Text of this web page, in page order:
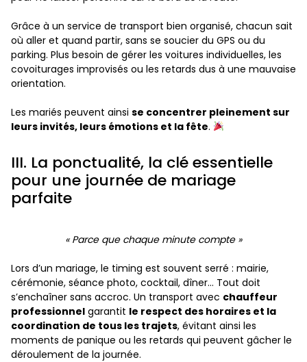
Grâce à un service de transport bien organisé, chacun sait
où aller et quand partir, sans se soucier du GPS ou du
parking. Plus besoin de gérer les voitures individuelles, les
covoiturages improvisés ou les retards dus à une mauvaise
orientation.
Les mariés peuvent ainsi se concentrer pleinement sur
leurs invités, leurs émotions et la fête.
III. La ponctualité, la clé essentielle
pour une journée de mariage
parfaite
« Parce que chaque minute compte »
Lors d’un mariage, le timing est souvent serré : mairie,
cérémonie, séance photo, cocktail, dîner… Tout doit
s’enchaîner sans accroc. Un transport avec chauffeur
professionnel garantit le respect des horaires et la
coordination de tous les trajets, évitant ainsi les
moments de panique ou les retards qui peuvent gâcher le
déroulement de la journée.